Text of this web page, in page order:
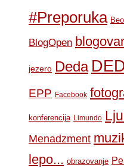
#Preporuka
BlogOpen
jezero Deda
EPP Facebook
konferencija Limundo
Menadzment
lepo... obrazovanje